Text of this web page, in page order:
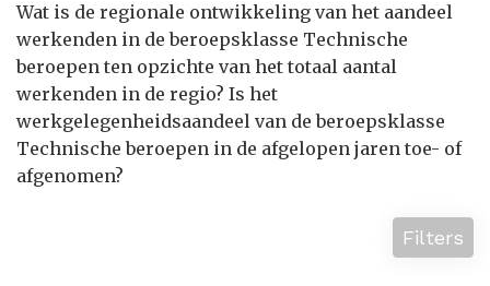
Wat is de regionale ontwikkeling van het aandeel
werkenden in de beroepsklasse Technische
beroepen ten opzichte van het totaal aantal
werkenden in de regio? Is het
werkgelegenheidsaandeel van de beroepsklasse
Technische beroepen in de afgelopen jaren toe- of
afgenomen?
Filters